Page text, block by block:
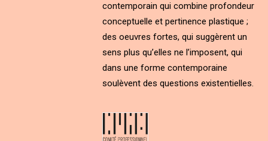
contemporain qui combine profondeur
conceptuelle et pertinence plastique ;
des oeuvres fortes, qui suggèrent un
sens plus qu’elles ne l’imposent, qui
dans une forme contemporaine
soulèvent des questions existentielles.